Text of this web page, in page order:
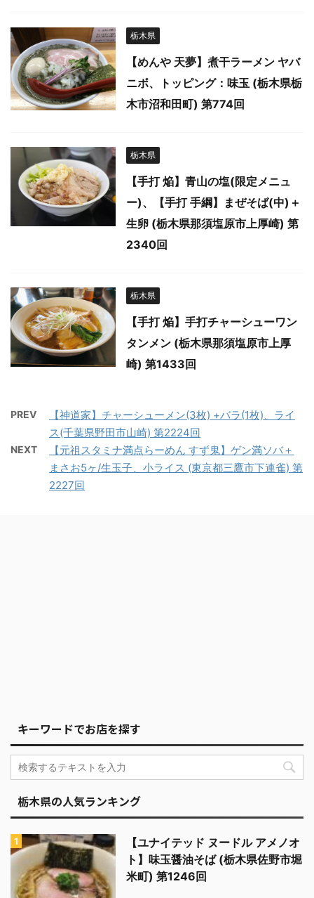
栃木県
【めんや 天夢】煮干ラーメン ヤバ
ニボ、トッピング：味玉 (栃木県栃
木市沼和田町) 第774回
栃木県
【手打 焔】青山の塩(限定メニュ
ー)、【手打 手綱】まぜそば(中)＋
生卵 (栃木県那須塩原市上厚崎) 第
2340回
栃木県
【手打 焔】手打チャーシューワン
タンメン (栃木県那須塩原市上厚
崎) 第1433回
PREV
【神道家】チャーシューメン(3枚) +バラ(1枚)、ライ
ス(千葉県野田市山崎) 第2224回
NEXT
【元祖スタミナ満点らーめん すず鬼】ゲン満ソバ＋
まさお5ヶ/生玉子、小ライス (東京都三鷹市下連雀) 第
2227回
キーワードでお店を探す
栃木県の人気ランキング
【ユナイテッド ヌードル アメノオ
ト】味玉醤油そば (栃木県佐野市堀
米町) 第1246回